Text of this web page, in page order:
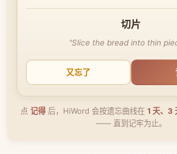
切片
"Slice the bread into thin
又忘了
点 记得后，HiWord 会按遗忘曲线在 1 天、3
—— 直到记牢为止。